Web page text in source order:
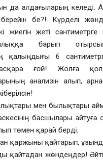
да алдағыларың келеді.
бе?! Күрделі
жиегін жеті
барып
қалыңдығы 6
ғой! Жолға
анализін алып,
мен былықтары
басшылары айтуға
төмен қарай берді.
қаржыны қайтарып,
қайтадан жөндеңдер!